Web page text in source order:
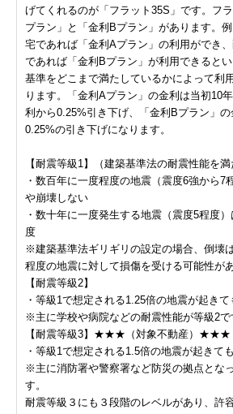
げてくれるのが「フラット35S」です。フ
プラン」と「金利Bプラン」があります。
宅であれば「金利Aプラン」の利用ができ
であれば「金利Bプラン」が利用できると
基準をどこまで満たしているかによって利
ります。「金利Aプラン」の金利は当初10
利から0.25%引き下げ、「金利Bプラン」
0.25%の引き下げになります。
【耐震等級1】（建築基準法の耐震性能を満
・数百年に一度程度の地震（震度6強から7
や崩壊しない
・数十年に一度発生する地震（震度5程度
度
※建築基準法ギリギリの設定の場合、倒壊
程度の地震に対して損傷を受ける可能性が
【耐震等級2】
・等級1で想定される1.25倍の地震が起き
※主に学校や病院などの耐震性能が等級2で
【耐震等級3】★★★（対象不動産）★★★
・等級1で想定される1.5倍の地震が起きて
※主に消防署や警察署など防災の拠点とな
す。
耐震等級３にも３段階のレベルがあり、許